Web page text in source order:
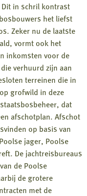
in schril kontrast
het liefst
Zeker nu de laatste
vormt ook het
inkomsten voor de
verhuurd zijn aan
terreinen die in
grofwild in deze
dat
afschotplan. Afschot
op basis van
jager, Poolse
De jachtreisbureaus
de Poolse
de grotere
met de